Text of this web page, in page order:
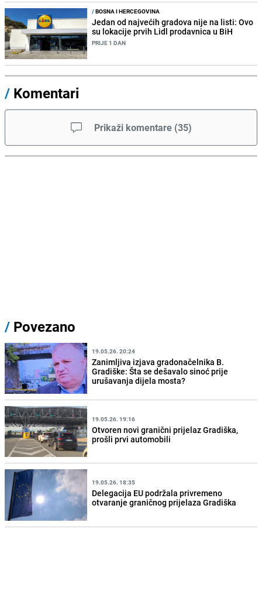
/BOSNA I HERCEGOVINA
Jedan od najvećih gradova nije na listi: Ovo
su lokacije prvih Lidl prodavnica u BiH
PRIJE 1 DAN
/ Komentari
Prikaži komentare (35)
/ Povezano
19.05.26. 20:24
Zanimljiva izjava gradonačelnika B.
Gradiške: Šta se dešavalo sinoć prije
urušavanja dijela mosta?
19.05.26. 19:16
Otvoren novi granični prijelaz Gradiška,
prošli prvi automobili
19.05.26. 18:35
Delegacija EU podržala privremeno
otvaranje graničnog prijelaza Gradiška